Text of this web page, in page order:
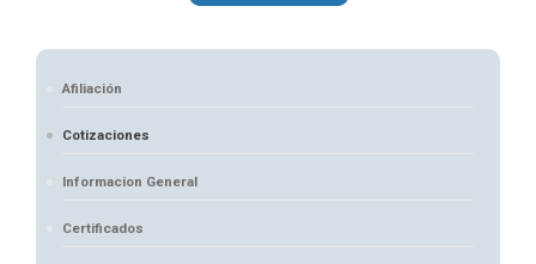
Afiliación
Cotizaciones
Informacion General
Certificados